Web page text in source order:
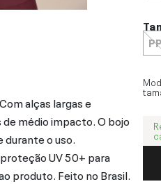
alças largas e
médio impacto. O bojo
o uso.
UV 50+ para
produto. Feito no Brasil.
PP